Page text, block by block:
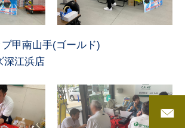
甲南山手(ゴールド)
深江浜店